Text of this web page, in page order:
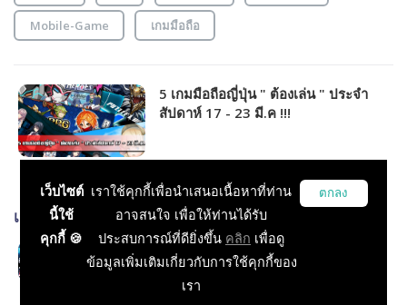
Mobile-Game เกมมือถือ
5 เกมมือถือญี่ปุ่น " ต้องเล่น " ประจำ
สัปดาห์ 17 - 23 มี.ค !!!
เกมส์ที่เกี่ยวข้อง
Sinreigakkou
Casual
เว็บไซต์
นี้ใช้
คุกกี้ 🍪
เราใช้คุกกี้เพื่อนำเสนอเนื้อหาที่ท่าน
อาจสนใจ เพื่อให้ท่านได้รับ
ประสบการณ์ที่ดียิ่งขึ้น คลิก เพื่อดู
ข้อมูลเพิ่มเติมเกี่ยวกับการใช้คุกกี้ของ
เรา
ตกลง